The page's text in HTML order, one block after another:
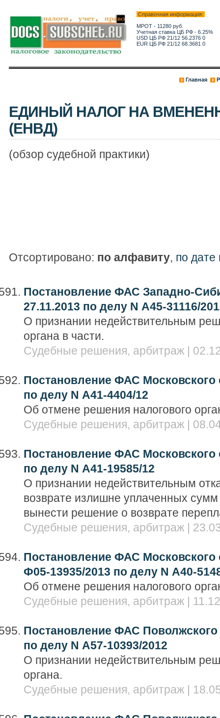
Справочная информация:
МРОТ - 11280 руб.
Учетная ставка ЦБ РФ - 6.25%
USD ЦБ РФ 21/12 56.2376 0
EUR ЦБ РФ 21/12 68.3681 0
Главная
ЕДИНЫЙ НАЛОГ НА
(ЕНВД)
(обзор судебной практики)
Отсортировано: по алфавиту, по дате
Постановление ФАС Западно-
27.11.2013 по делу N А45-31116/
О признании недействительным
органа в части.
Судебные решения, арбитраж |
Постановление ФАС Московского
по делу N А41-4404/12
Об отмене решения налогового
Судебные решения, арбитраж |
Постановление ФАС Московского
по делу N А41-19585/12
О признании недействительным
возврате излишне уплаченных
вынести решение о возврате
Судебные решения, арбитраж |
Постановление ФАС Московского
Ф05-13935/2013 по делу N А40-
Об отмене решения налогового
Судебные решения, арбитраж |
Постановление ФАС Поволжского
по делу N А57-10393/2012
О признании недействительным
органа.
Судебные решения, арбитраж |